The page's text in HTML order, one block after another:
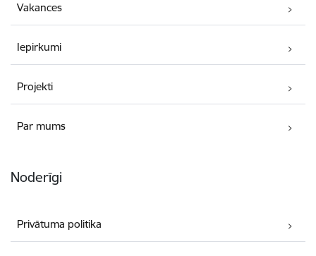
Vakances
Iepirkumi
Projekti
Par mums
Noderīgi
Privātuma politika